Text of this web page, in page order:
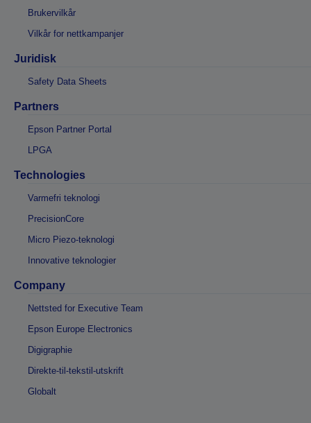
Brukervilkår
Vilkår for nettkampanjer
Juridisk
Safety Data Sheets
Partners
Epson Partner Portal
LPGA
Technologies
Varmefri teknologi
PrecisionCore
Micro Piezo-teknologi
Innovative teknologier
Company
Nettsted for Executive Team
Epson Europe Electronics
Digigraphie
Direkte-til-tekstil-utskrift
Globalt